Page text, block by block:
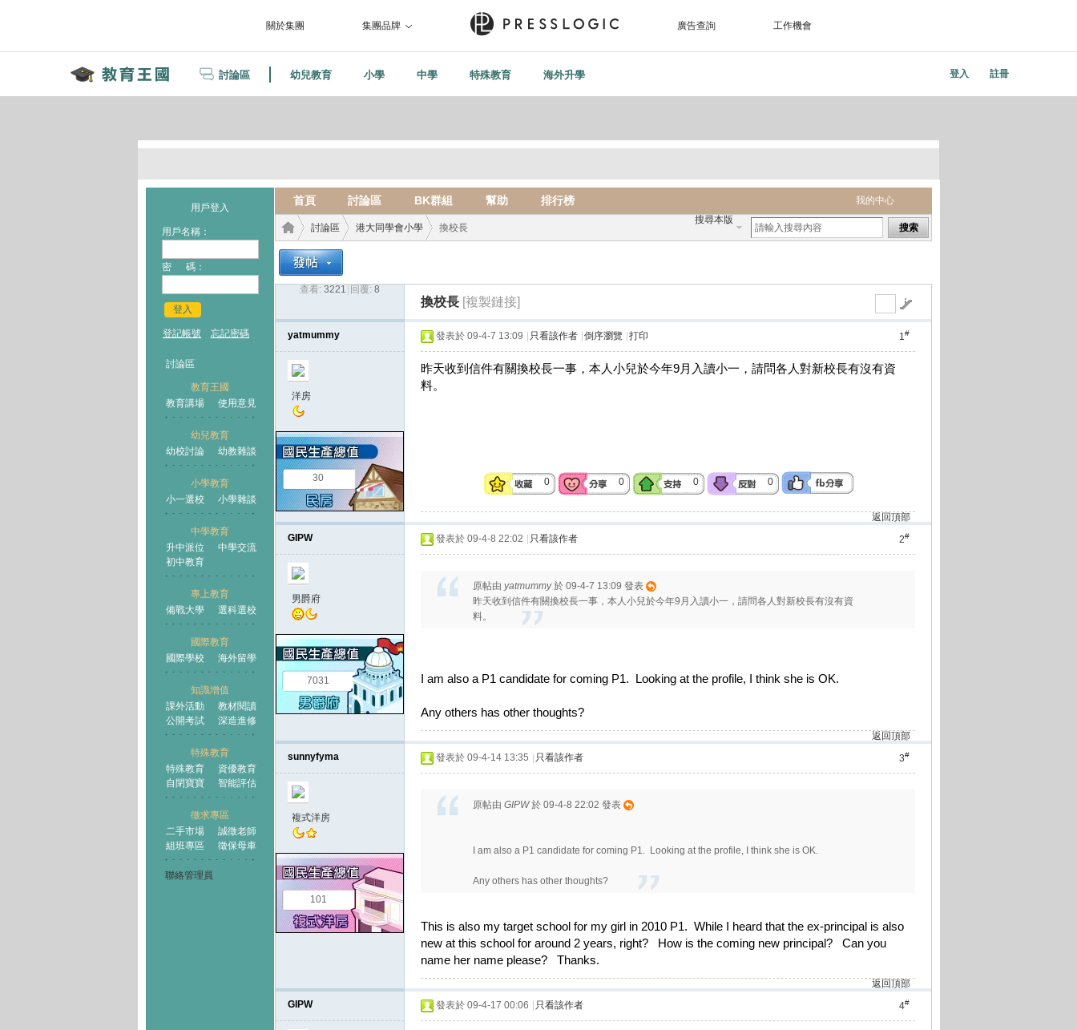
關於集團 集團品牌 廣告查詢 工作機會
討論區 幼兒教育 小學 中學 特殊教育 海外升學 登入 註冊
用戶登入
用戶名稱：
密 碼：
登入
登記帳號 忘記密碼
討論區
教育王國
教育講場
使用意見
幼兒教育
幼校討論
幼教雜談
小學教育
小一選校
小學雜談
中學教育
升中派位
中學交流
初中教育
專上教育
備戰大學
選科選校
國際教育
國際學校
海外留學
知識增值
課外活動
教材閱讀
公開考試
深造進修
特殊教育
特殊教育
資優教育
自閉寶寶
智能評估
徵求專區
二手市場
誠徵老師
組班專區
徵保母車
聯絡管理員
我的中心
首頁 討論區 BK群組 幫助 排行榜
搜尋本版
搜索
王國
討論區
›
港大同學會小學
›
換校長
查看: 3221 回覆: 8
換校長 [複製鏈接]
yatmummy
洋房
30
1#
發表於 09-4-7 13:09 只看該作者 倒序瀏覽 打印
昨天收到信件有關換校長一事，本人小兒於今年9月入讀小一，請問各人對新校長有沒有資
料。
0 0 0 0
返回頂部
GIPW
男爵府
7031
2#
發表於 09-4-8 22:02 只看該作者
原帖由 yatmummy於 09-4-7 13:09 發表
昨天收到信件有關換校長一事，本人小兒於今年9月入讀小一，請問各人對新校長有沒有資
料。
I am also a P1 candidate for coming P1. Looking at the profile, I think she is OK.
Any others has other thoughts?
返回頂部
sunnyfyma
複式洋房
101
3#
發表於 09-4-14 13:35 只看該作者
原帖由 GIPW於 09-4-8 22:02 發表
I am also a P1 candidate for coming P1. Looking at the profile, I think she is OK.
Any others has other thoughts?
This is also my target school for my girl in 2010 P1. While I heard that the ex-principal is also
new at this school for around 2 years, right? How is the coming new principal? Can you
name her name please? Thanks.
返回頂部
GIPW
4#
發表於 09-4-17 00:06 只看該作者